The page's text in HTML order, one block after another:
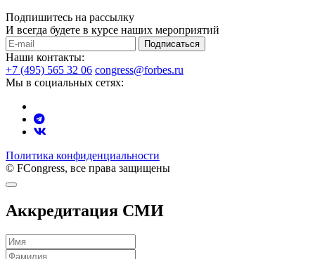
Подпишитесь на рассылку
И всегда будете в курсе наших мероприятий
Подписаться
Наши контакты:
+7 (495) 565 32 06 congress@forbes.ru
Мы в социальных сетях:
Политика конфиденциальности
© FCongress, все права защищены
Аккредитация СМИ